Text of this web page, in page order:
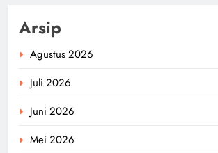
Arsip
Agustus 2026
Juli 2026
Juni 2026
Mei 2026